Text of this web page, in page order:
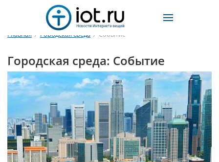
Главная / Городская среда / Событие
Городская среда: Событие